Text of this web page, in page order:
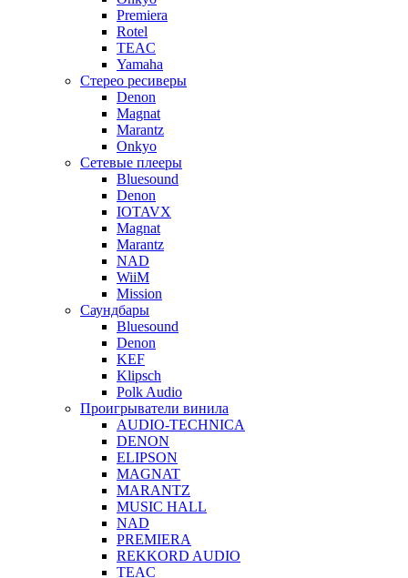
Premiera
Rotel
TEAC
Yamaha
Стерео ресиверы
Denon
Magnat
Marantz
Onkyo
Сетевые плееры
Bluesound
Denon
IOTAVX
Magnat
Marantz
NAD
WiiM
Mission
Саундбары
Bluesound
Denon
KEF
Klipsch
Polk Audio
Проигрыватели винила
AUDIO-TECHNICA
DENON
ELIPSON
MAGNAT
MARANTZ
MUSIC HALL
NAD
PREMIERA
REKKORD AUDIO
TEAC